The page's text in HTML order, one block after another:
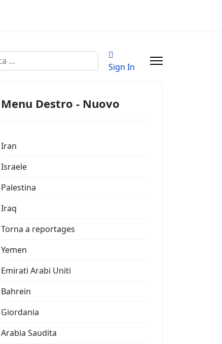
Sign In
Menu Destro - Nuovo
Iran
Israele
Palestina
Iraq
Torna a reportages
Yemen
Emirati Arabi Uniti
Bahrein
Giordania
Arabia Saudita